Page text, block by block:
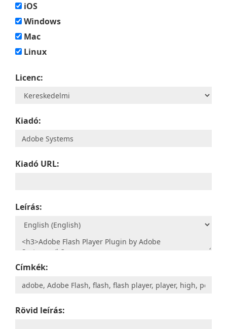
iOS
Windows
Mac
Linux
Licenc:
Kiadó:
Kiadó URL:
Leírás:
Címkék:
Rövid leírás: